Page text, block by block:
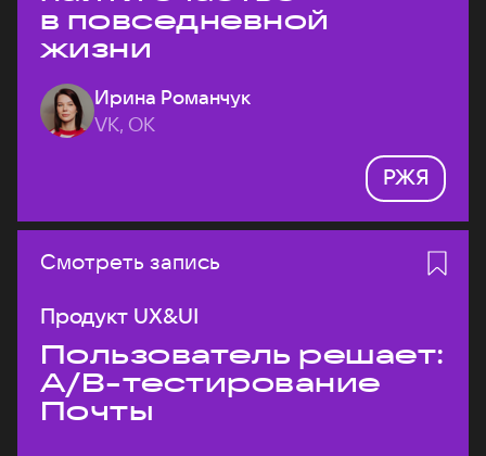
в повседневной
жизни
Ирина Романчук
VK, ОК
РЖЯ
Смотреть запись
Продукт UX&UI
Пользователь решает:
A/B-тестирование
Почты